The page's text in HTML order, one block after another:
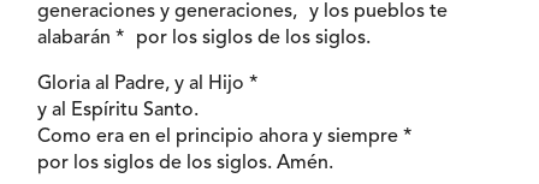
generaciones y generaciones, y los pueblos te
alabarán * por los siglos de los siglos.
Gloria al Padre, y al Hijo *
y al Espíritu Santo.
Como era en el principio ahora y siempre *
por los siglos de los siglos. Amén.